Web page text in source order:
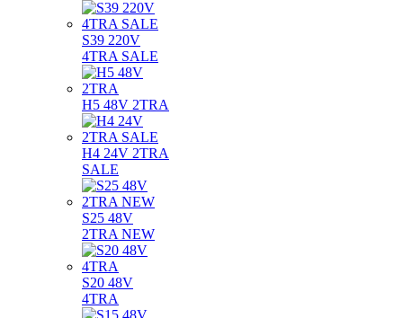
S39 220V
4TRA SALE
H5 48V 2TRA
H4 24V 2TRA
SALE
S25 48V
2TRA NEW
S20 48V
4TRA